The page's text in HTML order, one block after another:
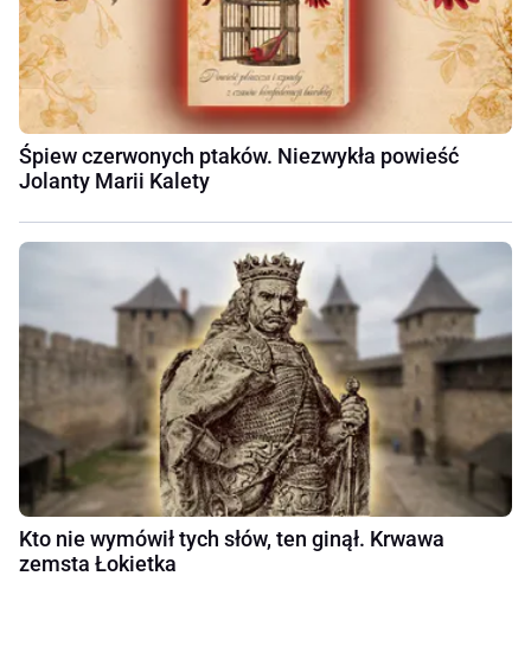
Śpiew czerwonych ptaków. Niezwykła powieść
Jolanty Marii Kalety
Kto nie wymówił tych słów, ten ginął. Krwawa
zemsta Łokietka